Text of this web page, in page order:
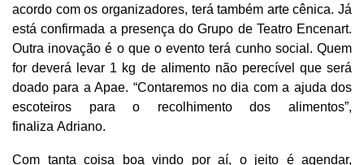
acordo com os organizadores, terá também arte cênica. Já
está confirmada a presença do Grupo de Teatro Encenart.
Outra inovação é o que o evento terá cunho social. Quem
for deverá levar 1 kg de alimento não perecível que será
doado para a Apae. “Contaremos no dia com a ajuda dos
escoteiros para o recolhimento dos alimentos”,
finaliza Adriano.
Com tanta coisa boa vindo por aí, o jeito é agendar,